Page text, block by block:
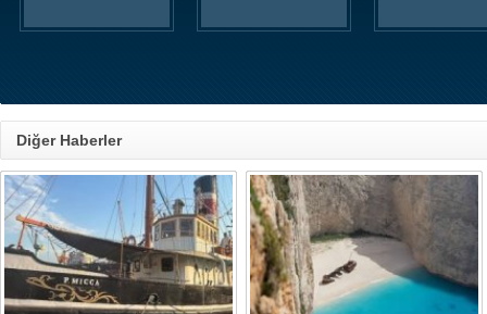
Diğer Haberler